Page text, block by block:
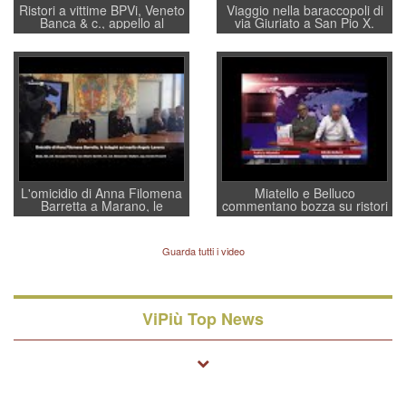
Ristori a vittime BPVi, Veneto
Banca & c., appello al
sottosegretario Alessio
Villarosa: per mettere ordine
convochi con Di Maio CNCU
a supporto della cabina di
regia al Mef
Viaggio nella baraccopoli di
via Giuriato a San Pio X.
Vicenza ai Vicentini: “faremo
un regalo di Natale ai
residenti”
L'omicidio di Anna Filomena
Barretta a Marano, le
indagini dei carabinieri di
quelle di... Barbara D'Urso
Miatello e Belluco
commentano bozza su ristori
BPVi e Veneto Banca
Guarda tutti i video
ViPiù Top News